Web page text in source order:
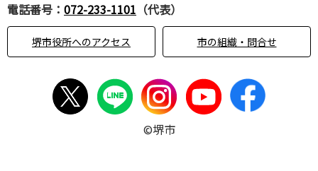
電話番号： 072-233-1101 （代表）
堺市役所へのアクセス 市の組織・問合せ
©堺市